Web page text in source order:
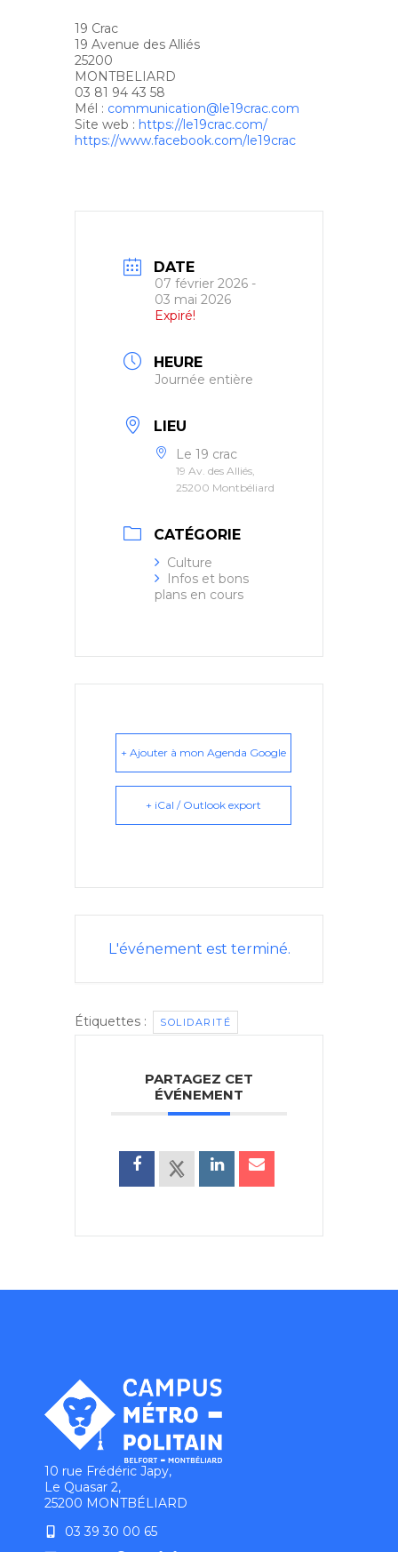
19 Crac
19 Avenue des Alliés
25200
MONTBELIARD
03 81 94 43 58
Mél : communication@le19crac.com
Site web : https://le19crac.com/
https://www.facebook.com/le19crac
DATE
07 février 2026 -
03 mai 2026
Expiré!
HEURE
Journée entière
LIEU
Le 19 crac
19 Av. des Alliés,
25200 Montbéliard
CATÉGORIE
Culture
Infos et bons
plans en cours
+ Ajouter à mon Agenda Google
+ iCal / Outlook export
L'événement est terminé.
Étiquettes : SOLIDARITÉ
PARTAGEZ CET
ÉVÉNEMENT
10 rue Frédéric Japy,
Le Quasar 2,
25200 MONTBÉLIARD
03 39 30 00 65